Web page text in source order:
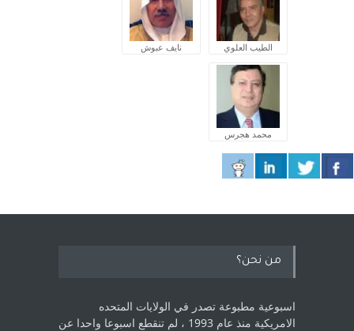
الطيب العلوي نايف عبوش
محمد هجرس
من نحن؟
اسبوعية مطبوعة تصدر في الولايات المتحده
الامريكية منذ عام 1993 ، لم ‏تنقطع اسبوعا واحدا عن